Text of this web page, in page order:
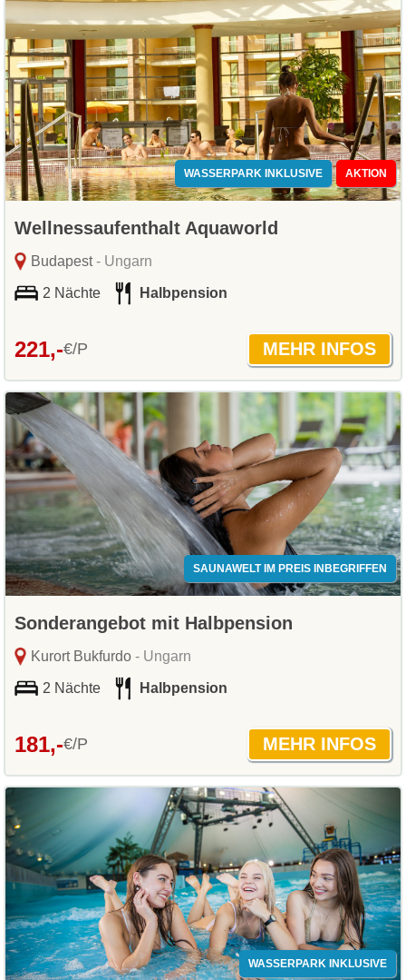
WASSERPARK INKLUSIVE AKTION
Wellnessaufenthalt Aquaworld
Budapest- Ungarn
2 Nächte Halbpension
221,-€/P
SAUNAWELT IM PREIS INBEGRIFFEN
Sonderangebot mit Halbpension
Kurort Bukfurdo- Ungarn
2 Nächte Halbpension
181,-€/P
WASSERPARK INKLUSIVE